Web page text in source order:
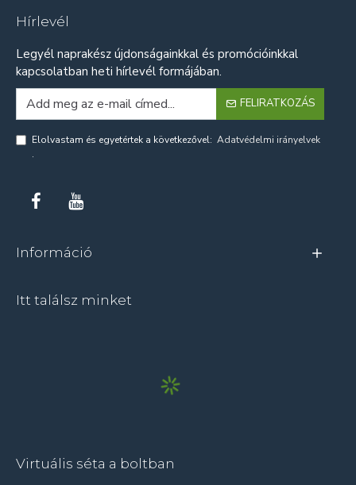
Hírlevél
Legyél naprakész újdonságainkkal és promócióinkkal
kapcsolatban heti hírlevél formájában.
FELIRATKOZÁS
Elolvastam és egyetértek a következővel: Adatvédelmi irányelvek
.
Információ
Itt találsz minket
Virtuális séta a boltban